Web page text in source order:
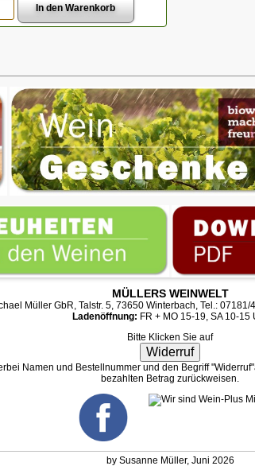
MÜLLERS WEINWELT
Müller GbR, Talstr. 5, 73650 Winterbach, Tel.: 07181/
Ladenöffnung: FR + MO 15-19, SA 10-15
Bitte Klicken Sie auf
Widerruf
Namen und Bestellnummer und den Begriff
bezahlten Betrag zurückweisen.
by Susanne Müller, Juni 2026